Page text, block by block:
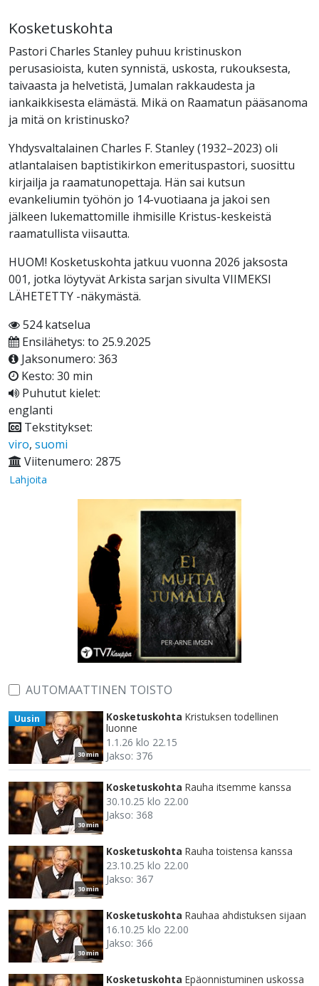
Kosketuskohta
Pastori Charles Stanley puhuu kristinuskon
perusasioista, kuten synnistä, uskosta, rukouksesta,
taivaasta ja helvetistä, Jumalan rakkaudesta ja
iankaikkisesta elämästä. Mikä on Raamatun pääsanoma
ja mitä on kristinusko?
Yhdysvaltalainen Charles F. Stanley (1932–2023) oli
atlantalaisen baptistikirkon emerituspastori, suosittu
kirjailja ja raamatunopettaja. Hän sai kutsun
evankeliumin työhön jo 14-vuotiaana ja jakoi sen
jälkeen lukemattomille ihmisille Kristus-keskeistä
raamatullista viisautta.
HUOM! Kosketuskohta jatkuu vuonna 2026 jaksosta
001, jotka löytyvät Arkista sarjan sivulta VIIMEKSI
LÄHETETTY -näkymästä.
524 katselua
Ensilähetys: to 25.9.2025
Jaksonumero: 363
Kesto: 30 min
Puhutut kielet:
englanti
Tekstitykset:
viro, suomi
Viitenumero: 2875
Lahjoita
AUTOMAATTINEN TOISTO
30 min
Uusin Kosketuskohta Kristuksen todellinen
luonne
1.1.26 klo 22.15
Jakso: 376
30 min
Kosketuskohta Rauha itsemme kanssa
30.10.25 klo 22.00
Jakso: 368
30 min
Kosketuskohta Rauha toistensa kanssa
23.10.25 klo 22.00
Jakso: 367
30 min
Kosketuskohta Rauhaa ahdistuksen sijaan
16.10.25 klo 22.00
Jakso: 366
Kosketuskohta Epäonnistuminen uskossa